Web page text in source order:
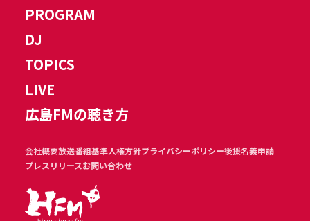
PROGRAM
DJ
TOPICS
LIVE
広島FMの聴き方
会社概要放送番組基準人権方針プライバシーポリシー後援名義申請
プレスリリースお問い合わせ